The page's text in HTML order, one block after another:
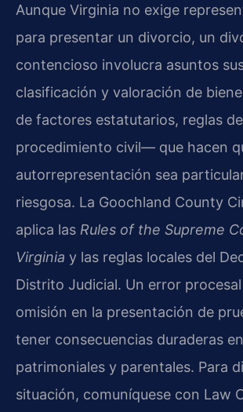
Aunque Virginia no exige
para presentar un divorcio, un
contencioso involucra asuntos
clasificación y valoración de
de factores estatutarios, reglas
procedimiento civil— que hacen
autorrepresentación sea
riesgosa. La Goochland County
aplica las Rules of the Supreme
Virginia y las reglas locales del
Distrito Judicial. Un error
omisión en la presentación de
tener consecuencias duraderas
patrimoniales y parentales. Para
situación, comuníquese con Law